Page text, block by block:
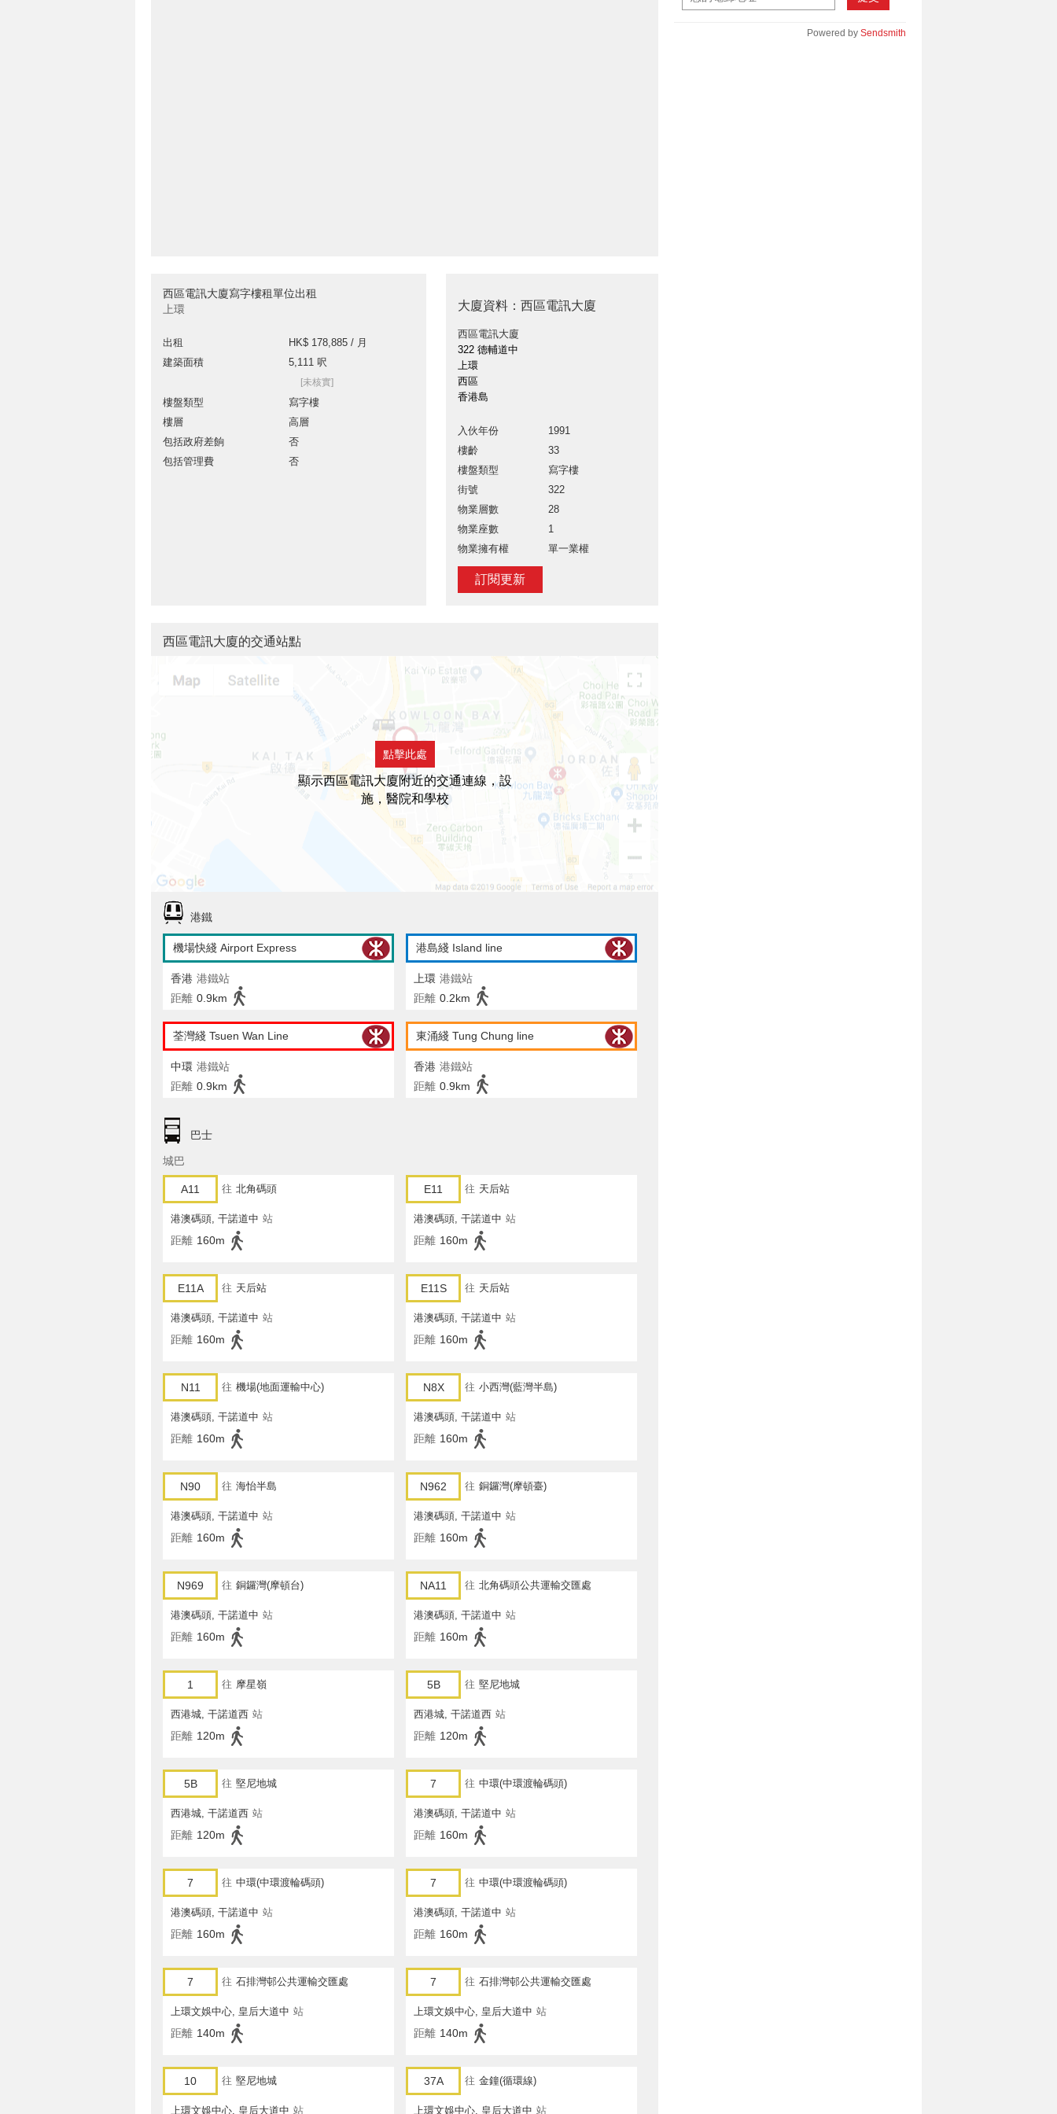
西區電訊大廈寫字樓租單位出租
上環
出租
HK$ 178,885 / 月
建築面積
5,111 呎
[未核實]
樓盤類型
寫字樓
樓層
高層
包括政府差餉
否
包括管理費
否
大廈資料：西區電訊大廈
西區電訊大廈
322 德輔道中
上環
西區
香港島
入伙年份
1991
樓齡
33
樓盤類型
寫字樓
街號
322
物業層數
28
物業座數
1
物業擁有權
單一業權
訂閱更新
Powered by Sendsmith
西區電訊大廈的交通站點
點擊此處
顯示西區電訊大廈附近的交通連線，設
施，醫院和學校
港鐵
機場快綫 Airport Express
香港 港鐵站
距離 0.9km
港島綫 Island line
上環 港鐵站
距離 0.2km
荃灣綫 Tsuen Wan Line
中環 港鐵站
距離 0.9km
東涌綫 Tung Chung line
香港 港鐵站
距離 0.9km
巴士
城巴
A11 往 北角碼頭
港澳碼頭, 干諾道中 站
距離 160m
E11 往 天后站
港澳碼頭, 干諾道中 站
距離 160m
E11A 往 天后站
港澳碼頭, 干諾道中 站
距離 160m
E11S 往 天后站
港澳碼頭, 干諾道中 站
距離 160m
N11 往 機場(地面運輸中心)
港澳碼頭, 干諾道中 站
距離 160m
N8X 往 小西灣(藍灣半島)
港澳碼頭, 干諾道中 站
距離 160m
N90 往 海怡半島
港澳碼頭, 干諾道中 站
距離 160m
N962 往 銅鑼灣(摩頓臺)
港澳碼頭, 干諾道中 站
距離 160m
N969 往 銅鑼灣(摩頓台)
港澳碼頭, 干諾道中 站
距離 160m
NA11 往 北角碼頭公共運輸交匯處
港澳碼頭, 干諾道中 站
距離 160m
1 往 摩星嶺
西港城, 干諾道西 站
距離 120m
5B 往 堅尼地城
西港城, 干諾道西 站
距離 120m
5B 往 堅尼地城
西港城, 干諾道西 站
距離 120m
7 往 中環(中環渡輪碼頭)
港澳碼頭, 干諾道中 站
距離 160m
7 往 中環(中環渡輪碼頭)
港澳碼頭, 干諾道中 站
距離 160m
7 往 中環(中環渡輪碼頭)
港澳碼頭, 干諾道中 站
距離 160m
7 往 石排灣邨公共運輸交匯處
上環文娛中心, 皇后大道中 站
距離 140m
7 往 石排灣邨公共運輸交匯處
上環文娛中心, 皇后大道中 站
距離 140m
10 往 堅尼地城
上環文娛中心, 皇后大道中 站
37A 往 金鐘(循環線)
上環文娛中心, 皇后大道中 站